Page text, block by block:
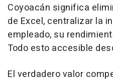
Coyoacán significa
de Excel, centralizar la
empleado, su
Todo esto accesible
El verdadero valor